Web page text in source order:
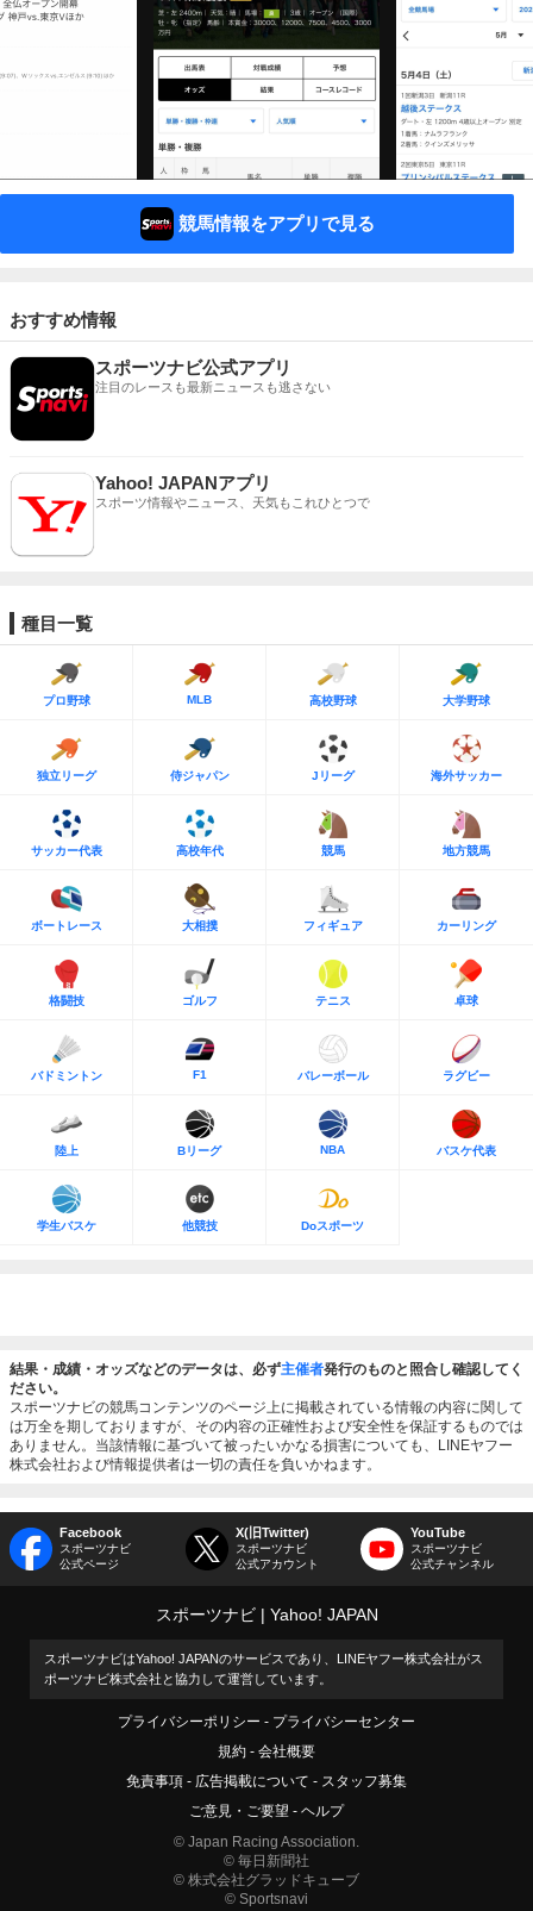
競馬情報をアプリで見る
おすすめ情報
スポーツナビ公式アプリ
注目のレースも最新ニュースも逃さない
Yahoo! JAPANアプリ
スポーツ情報やニュース、天気もこれひとつで
種目一覧
プロ野球 MLB 高校野球 大学野球
独立リーグ 侍ジャパン Jリーグ 海外サッカー
サッカー代表 高校年代 競馬 地方競馬
ボートレース 大相撲 フィギュア カーリング
格闘技 ゴルフ テニス 卓球
バドミントン F1 バレーボール ラグビー
陸上 Bリーグ NBA バスケ代表
学生バスケ 他競技 Doスポーツ
結果・成績・オッズなどのデータは、必ず主催者発行のものと照合し確認してく
ださい。
スポーツナビの競馬コンテンツのページ上に掲載されている情報の内容に関して
は万全を期しておりますが、その内容の正確性および安全性を保証するものでは
ありません。当該情報に基づいて被ったいかなる損害についても、LINEヤフー
株式会社および情報提供者は一切の責任を負いかねます。
Facebook
スポーツナビ
公式ページ
X(旧Twitter)
スポーツナビ
公式アカウント
YouTube
スポーツナビ
公式チャンネル
スポーツナビ Yahoo! JAPAN
スポーツナビはYahoo! JAPANのサービスであり、LINEヤフー株式会社がス
ポーツナビ株式会社と協力して運営しています。
プライバシーポリシー
プライバシーセンター
規約
会社概要
免責事項
広告掲載について
スタッフ募集
ご意見・ご要望
ヘルプ
© Japan Racing Association.
© 毎日新聞社
© 株式会社グラッドキューブ
© Sportsnavi